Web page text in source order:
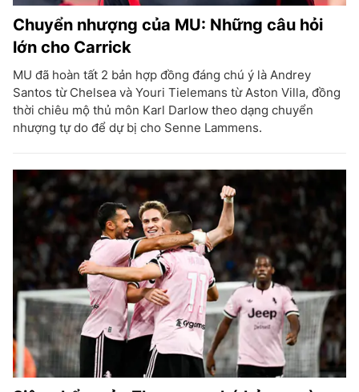
Chuyển nhượng của MU: Những câu hỏi
lớn cho Carrick
MU đã hoàn tất 2 bản hợp đồng đáng chú ý là Andrey
Santos từ Chelsea và Youri Tielemans từ Aston Villa, đồng
thời chiêu mộ thủ môn Karl Darlow theo dạng chuyển
nhượng tự do để dự bị cho Senne Lammens.